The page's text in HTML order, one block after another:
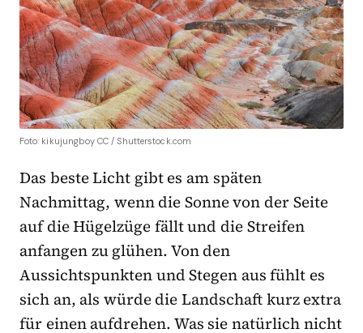
Foto: kikujungboy CC / Shutterstock.com
Das beste Licht gibt es am späten
Nachmittag, wenn die Sonne von der Seite
auf die Hügelzüge fällt und die Streifen
anfangen zu glühen. Von den
Aussichtspunkten und Stegen aus fühlt es
sich an, als würde die Landschaft kurz extra
für einen aufdrehen. Was sie natürlich nicht